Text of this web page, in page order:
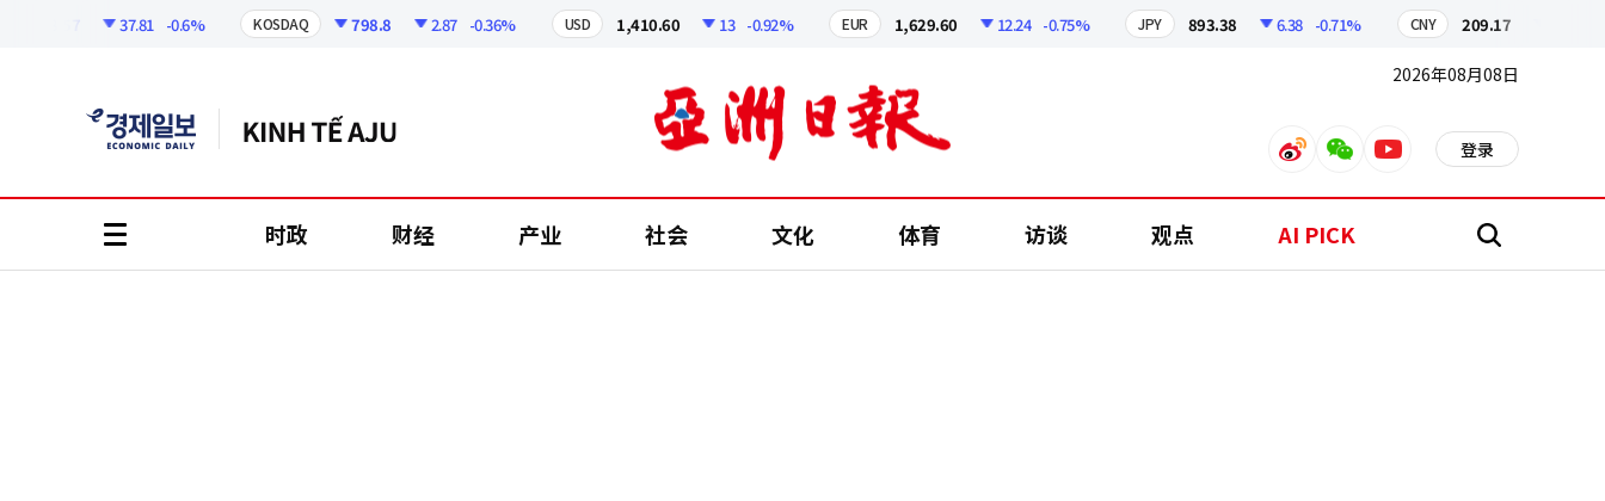
37.81 -0.6% KOSDAQ 798.8 2.87 -0.36% USD 1,410.60 13 -0.92% EUR 1,629.60 12.24 -0.75% JPY 893.38 6.38 -0.71% CNY 209.17
2026年08月08日
weiboweixinyoutube 登录
时政 财经 产业 社会 文化 体育 访谈 观点 AI PICK 搜